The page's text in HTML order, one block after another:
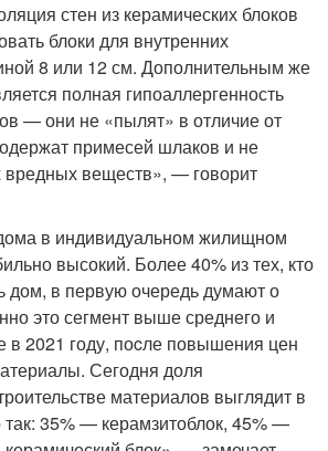
стен из керамических блоков
блоки для внутренних
8 или 12 см. Дополнительным же
полная гипоаллергенность
— они не «пылят» в отличие от
примесей шлаков и не
вредных веществ», — говорит
в индивидуальном жилищном
высокий. Более 40% из тех, кто
дом, в первую очередь думают о
это сегмент выше среднего и
в 2021 году, поcле повышения цен
Сегодня доля
материалов выглядит в
35% — керамзитоблок, 45% —